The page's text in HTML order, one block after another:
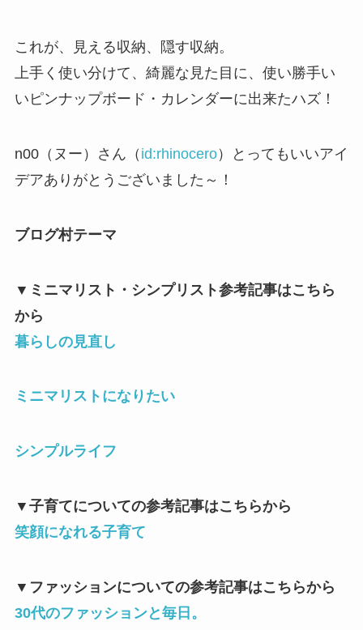
これが、見える収納、隠す収納。
上手く使い分けて、綺麗な見た目に、使い勝手い
いピンナップボード・カレンダーに出来たハズ！
n00（ヌー）さん（ id:rhinocero）とってもいいアイ
デアありがとうございました～！
ブログ村テーマ
▼ ミニマリスト・シンプリスト参考記事はこちら
から
暮らしの見直し
ミニマリストになりたい
シンプルライフ
▼ 子育てについての参考記事はこちらから
笑顔になれる子育て
▼ ファッションについての参考記事はこちらから
30代のファッションと毎日。